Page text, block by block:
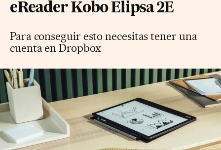
eReader Kobo Elipsa 2E
Para conseguir esto necesitas tener una
cuenta en Dropbox